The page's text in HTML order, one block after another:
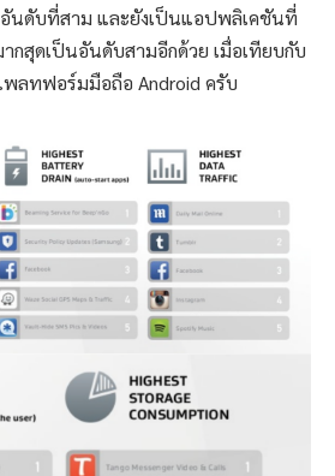
นดับที่สาม และยังเป็นแอปพลิเคชันที่
สุดเป็นอันดับสามอีกด้วย เมื่อเทียบกับ
ทฟอร์มมือถือ Android ครับ